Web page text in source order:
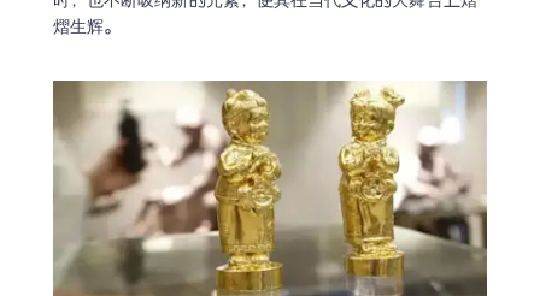
熠生辉。